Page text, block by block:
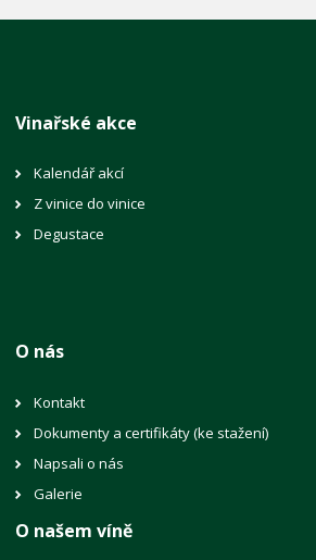
Vinařské akce
Kalendář akcí
Z vinice do vinice
Degustace
O nás
Kontakt
Dokumenty a certifikáty (ke stažení)
Napsali o nás
Galerie
O našem víně